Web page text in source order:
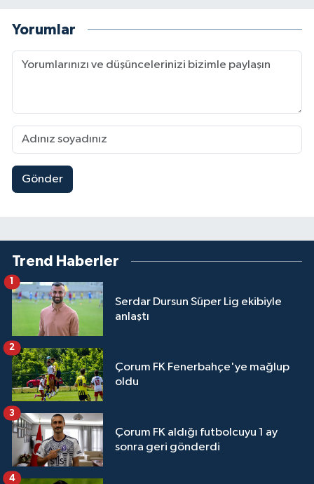
Yorumlar
Gönder
Trend Haberler
Serdar Dursun Süper Lig ekibiyle
anlaştı
Çorum FK Fenerbahçe'ye mağlup
oldu
2
Çorum FK aldığı futbolcuyu 1 ay
sonra geri gönderdi
3
4